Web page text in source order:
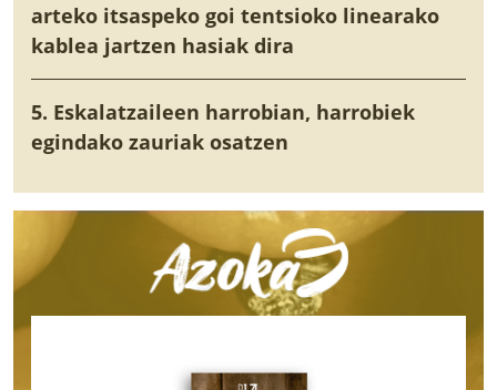
arteko itsaspeko goi tentsioko linearako
kablea jartzen hasiak dira
5. Eskalatzaileen harrobian, harrobiek
egindako zauriak osatzen